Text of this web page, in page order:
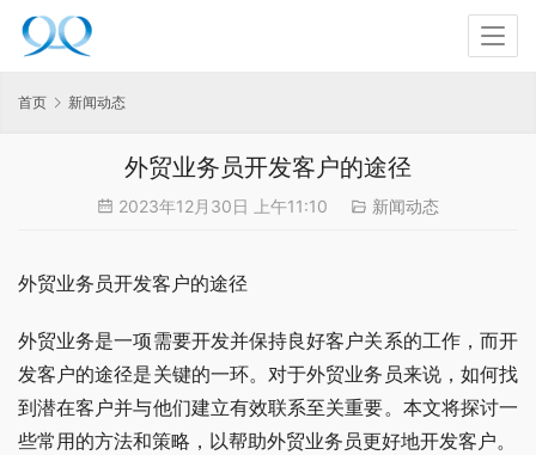
首页 新闻动态
外贸业务员开发客户的途径
2023年12月30日 上午11:10 新闻动态
外贸业务员开发客户的途径
外贸业务是一项需要开发并保持良好客户关系的工作，而开
发客户的途径是关键的一环。对于外贸业务员来说，如何找
到潜在客户并与他们建立有效联系至关重要。本文将探讨一
些常用的方法和策略，以帮助外贸业务员更好地开发客户。